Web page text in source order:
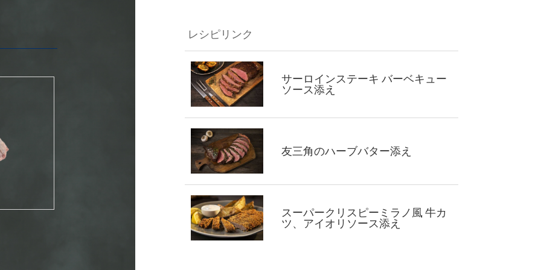
レシピリンク
サーロインステーキ バーベキュー
ソース添え
友三角のハーブバター添え
スーパークリスピーミラノ風 牛カ
ツ、アイオリソース添え